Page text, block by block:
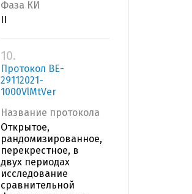
Фаза КИ
10.
Протокол BE-
29112021-
1000VlMtVer
Название протокола
Открытое,
рандомизированное,
перекрестное, в
двух периодах
исследование
сравнительной